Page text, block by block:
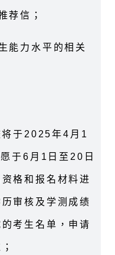
荐信；
能力水平的相关
于 2025年4 月 1
于6 月 1 日至 20 日
格和报名材料进
审核及学测成绩
考生名单，申请